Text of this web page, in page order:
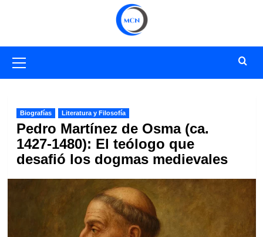
primario
Biografías Literatura y Filosofía
Pedro Martínez de Osma (ca.
1427-1480): El teólogo que
desafió los dogmas medievales